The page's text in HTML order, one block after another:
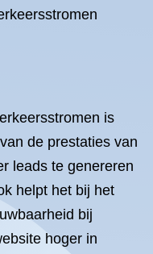
is
de prestaties van
leads te genereren
helpt het bij het
bij
hoger in